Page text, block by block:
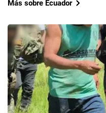
Más sobre Ecuador